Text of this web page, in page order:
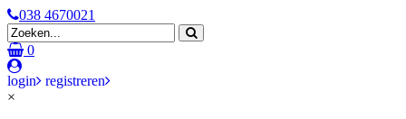
038 4670021
0
login
registreren
×